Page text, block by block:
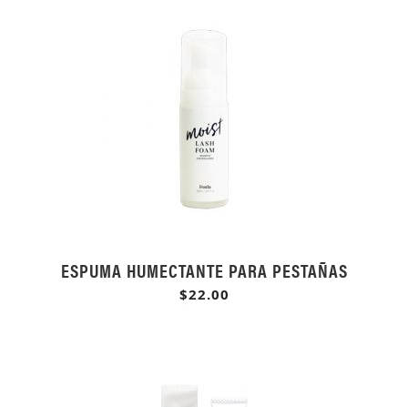
ESPUMA HUMECTANTE PARA PESTAÑAS
$22.00